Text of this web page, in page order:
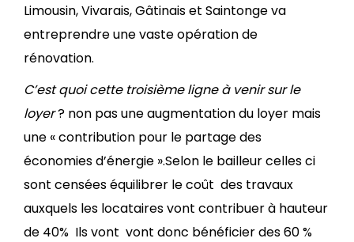
Limousin, Vivarais, Gâtinais et Saintonge va
entreprendre une vaste opération de
rénovation.
C’est quoi cette troisième ligne à venir sur le
loyer? non pas une augmentation du loyer mais
une « contribution pour le partage des
économies d’énergie ».Selon le bailleur celles ci
sont censées équilibrer le coût des travaux
auxquels les locataires vont contribuer à hauteur
de 40% Ils vont vont donc bénéficier des 60 %